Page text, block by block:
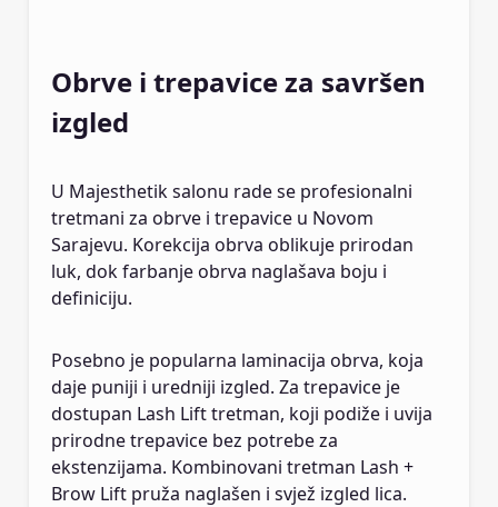
Obrve i trepavice za savršen
izgled
U Majesthetik salonu rade se profesionalni
tretmani za obrve i trepavice u Novom
Sarajevu. Korekcija obrva oblikuje prirodan
luk, dok farbanje obrva naglašava boju i
definiciju.
Posebno je popularna laminacija obrva, koja
daje puniji i uredniji izgled. Za trepavice je
dostupan Lash Lift tretman, koji podiže i uvija
prirodne trepavice bez potrebe za
ekstenzijama. Kombinovani tretman Lash +
Brow Lift pruža naglašen i svjež izgled lica.